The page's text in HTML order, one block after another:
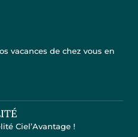
vacances de chez vous en
Ciel’Avantage !